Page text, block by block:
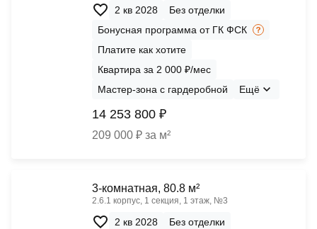
2 кв 2028
Без отделки
Бонусная программа от ГК ФСК
Платите как хотите
Квартира за 2 000 ₽/мес
Мастер-зона с гардеробной
Ещё
14 253 800 ₽
209 000 ₽ за м²
3-комнатная, 80.8 м²
2.6.1 корпус, 1 секция, 1 этаж, №3
2 кв 2028
Без отделки